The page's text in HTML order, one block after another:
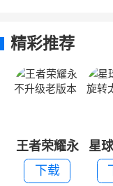
精彩推荐
王者荣耀永
不升级老版
本
下载
星
旋